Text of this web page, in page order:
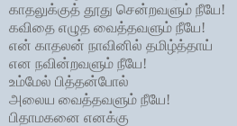
காதலுக்குத் தூது சென்றவளும் நீயே!
கவிதை எழுத வைத்தவளும் நீயே!
என் காதலன் நாவினில் தமிழ்த்தாய்
என நவின்றவளும் நீயே!
உம்மேல் பித்தன்போல்
அலைய வைத்தவளும் நீயே!
பிதாமகனை எனக்கு